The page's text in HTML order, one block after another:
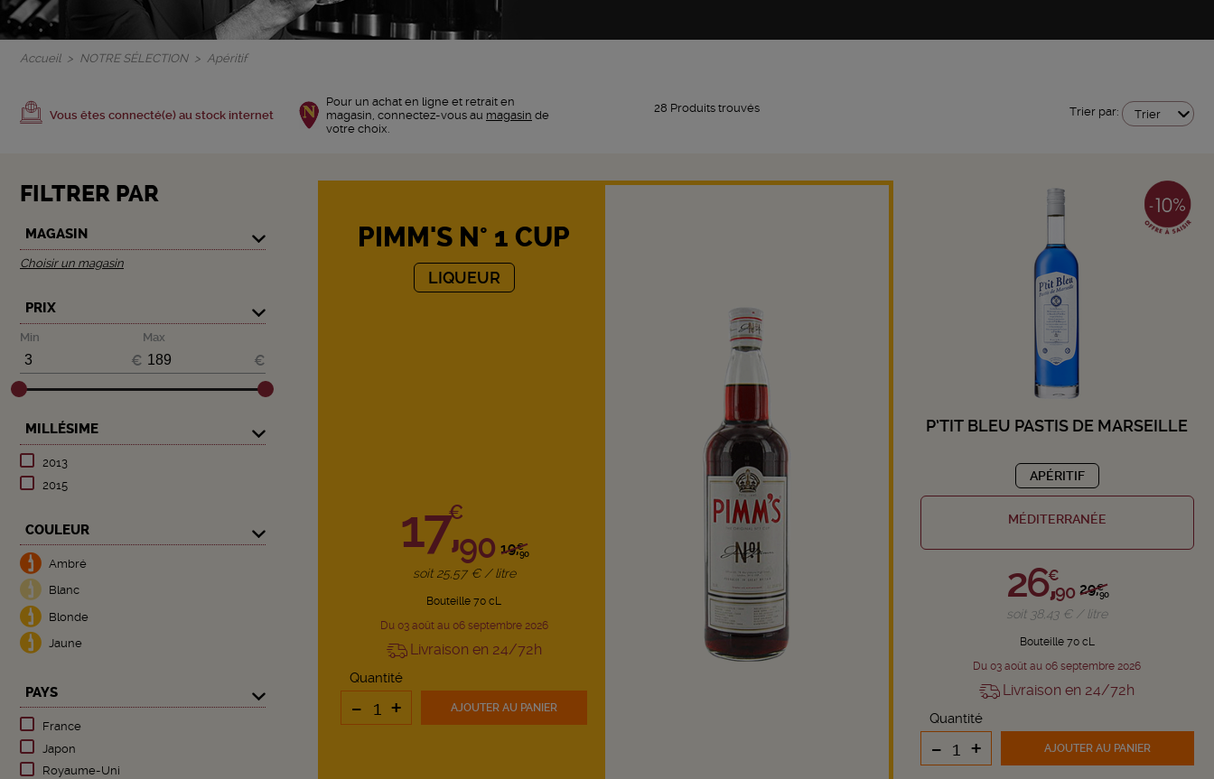
Accueil NOTRE SÉLECTION Apéritif
Vous êtes connecté(e) au stock internet
Pour un achat en ligne et retrait en
magasin, connectez-vous au magasin de
votre choix.
28 Produits trouvés Trier par: Trier
FILTRER PAR
MAGASIN
Choisir un magasin
PRIX
Min
€
Max
€
MILLÉSIME
2013
2015
COULEUR
Ambré
Blanc
Blonde
Jaune
PAYS
France
Japon
Royaume-Uni
PIMM'S N° 1 CUP
LIQUEUR
19,€
90
17,
€
90
soit 25,57 € / litre
Bouteille 70 cL
Du 03 août au 06 septembre 2026
Livraison en 24/72h
Quantité
- + AJOUTERAU PANIER
P’TIT BLEU PASTIS DE MARSEILLE
APÉRITIF
MÉDITERRANÉE
29,€
90
26,€
90
soit 38,43 € / litre
Bouteille 70 cL
Du 03 août au 06 septembre 2026
Livraison en 24/72h
Quantité
- + AJOUTER AU PANIER